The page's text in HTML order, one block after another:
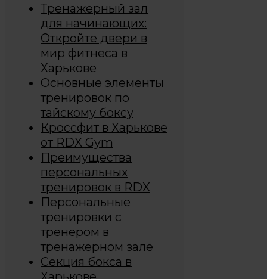
Тренажерный зал
для начинающих:
Откройте двери в
мир фитнеса в
Харькове
Основные элементы
тренировок по
тайскому боксу
Кроссфит в Харькове
от RDX Gym
Преимущества
персональных
тренировок в RDX
Персональные
тренировки с
тренером в
тренажерном зале
Секция бокса в